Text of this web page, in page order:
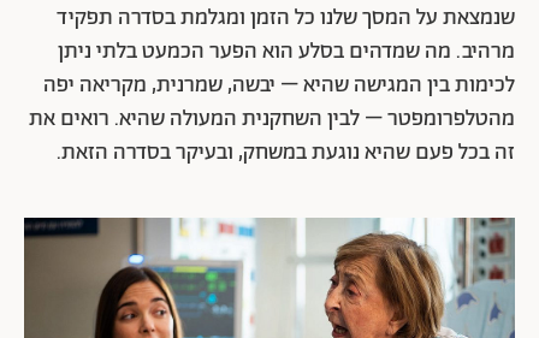
שנמצאת על המסך שלנו כל הזמן ומגלמת בסדרה תפקיד
מרהיב. מה שמדהים בסלע הוא הפער הכמעט בלתי ניתן
לכימות בין המגישה שהיא – יבשה, שמרנית, מקריאה יפה
מהטלפרומפטר – לבין השחקנית המעולה שהיא. רואים את
זה בכל פעם שהיא נוגעת במשחק, ובעיקר בסדרה הזאת.